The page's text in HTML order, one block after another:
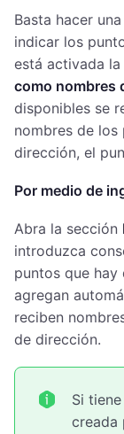
Basta hacer
indicar los
está activada
como nombres
disponibles se
nombres de los
dirección, el
Por medio de
Abra la sección
introduzca
puntos que hay
agregan
reciben
de dirección.
Si
creada